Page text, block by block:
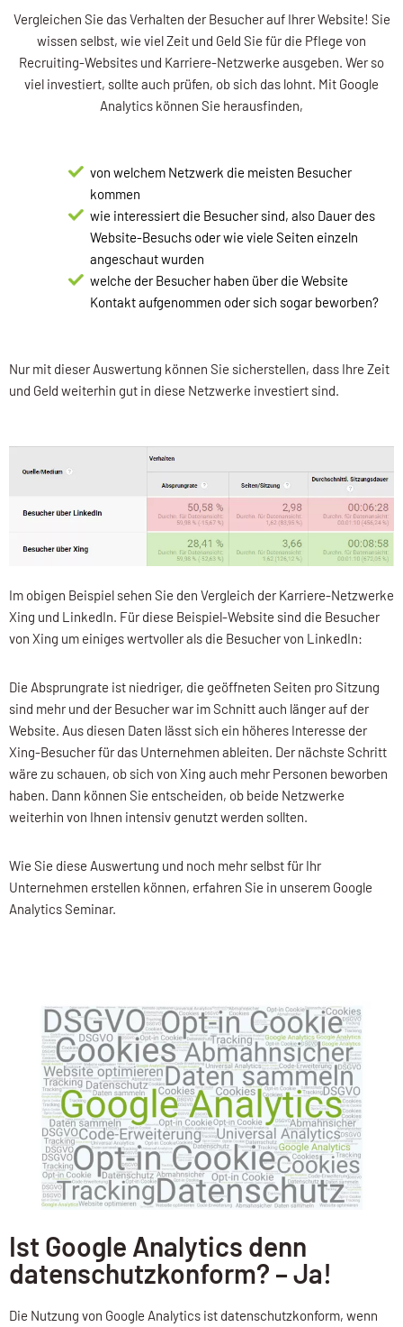
Vergleichen Sie das Verhalten der Besucher auf Ihrer Website! Sie
wissen selbst, wie viel Zeit und Geld Sie für die Pflege von
Recruiting-Websites und Karriere-Netzwerke ausgeben. Wer so
viel investiert, sollte auch prüfen, ob sich das lohnt. Mit Google
Analytics können Sie herausfinden,
von welchem Netzwerk die meisten Besucher
kommen
wie interessiert die Besucher sind, also Dauer des
Website-Besuchs oder wie viele Seiten einzeln
angeschaut wurden
welche der Besucher haben über die Website
Kontakt aufgenommen oder sich sogar beworben?
Nur mit dieser Auswertung können Sie sicherstellen, dass Ihre Zeit
und Geld weiterhin gut in diese Netzwerke investiert sind.
Im obigen Beispiel sehen Sie den Vergleich der Karriere-Netzwerke
Xing und LinkedIn. Für diese Beispiel-Website sind die Besucher
von Xing um einiges wertvoller als die Besucher von LinkedIn:
Die Absprungrate ist niedriger, die geöffneten Seiten pro Sitzung
sind mehr und der Besucher war im Schnitt auch länger auf der
Website. Aus diesen Daten lässt sich ein höheres Interesse der
Xing-Besucher für das Unternehmen ableiten. Der nächste Schritt
wäre zu schauen, ob sich von Xing auch mehr Personen beworben
haben. Dann können Sie entscheiden, ob beide Netzwerke
weiterhin von Ihnen intensiv genutzt werden sollten.
Wie Sie diese Auswertung und noch mehr selbst für Ihr
Unternehmen erstellen können, erfahren Sie in unserem Google
Analytics Seminar.
Ist Google Analytics denn
datenschutzkonform? – Ja!
Die Nutzung von Google Analytics ist datenschutzkonform, wenn